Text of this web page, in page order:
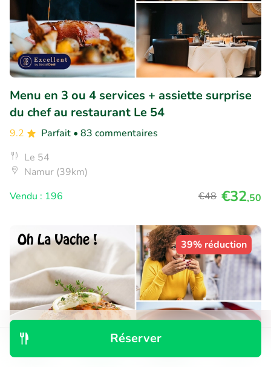
Réserver
Menu en 3 ou 4 services + assiette surprise
du chef au restaurant Le 54
9.2 Parfait • 83 commentaires
Le 54
Namur (39km)
Vendu : 196
€48 €32,50
39% réduction